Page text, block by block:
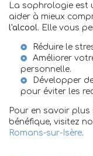
La sophrologie est
aider à mieux
l'alcool. Elle vous
Réduire le
Améliorer
personnelle.
Développer
pour éviter les
Pour en savoir
bénéfique, visitez
Romans-sur-Isère.